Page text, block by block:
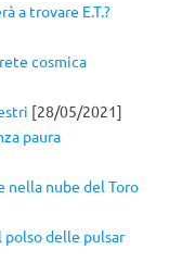
a trovare E.T.?
cosmica
[28/05/2021]
paura
nella nube del Toro
polso delle pulsar